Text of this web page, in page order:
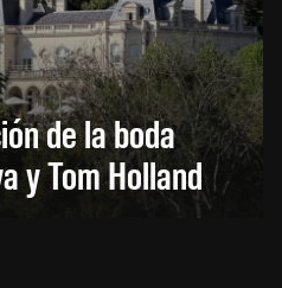
de la boda
y Tom Holland